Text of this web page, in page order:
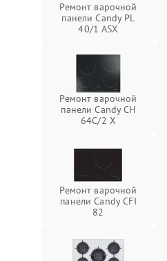
Ремонт варочной
панели Candy PL
40/1 ASX
Ремонт варочной
панели Candy CH
64C/2 X
Ремонт варочной
панели Candy CFI
82